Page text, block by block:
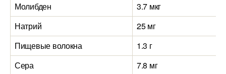
Молибден
3.7 мкг
Натрий
25 мг
Пищевые волокна
1.3 г
Сера
7.8 мг